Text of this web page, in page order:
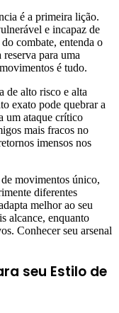
é a primeira lição.
e incapaz de
combate, entenda o
reserva para uma
é tudo.
de alto risco e alta
exato pode quebrar a
um ataque crítico
mais fracos no
imensos nos
movimentos único,
diferentes
melhor ao seu
alcance, enquanto
Conhecer seu arsenal
seu Estilo de